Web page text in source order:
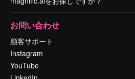
お問い合わせ
顧客サポート
Instagram
YouTube